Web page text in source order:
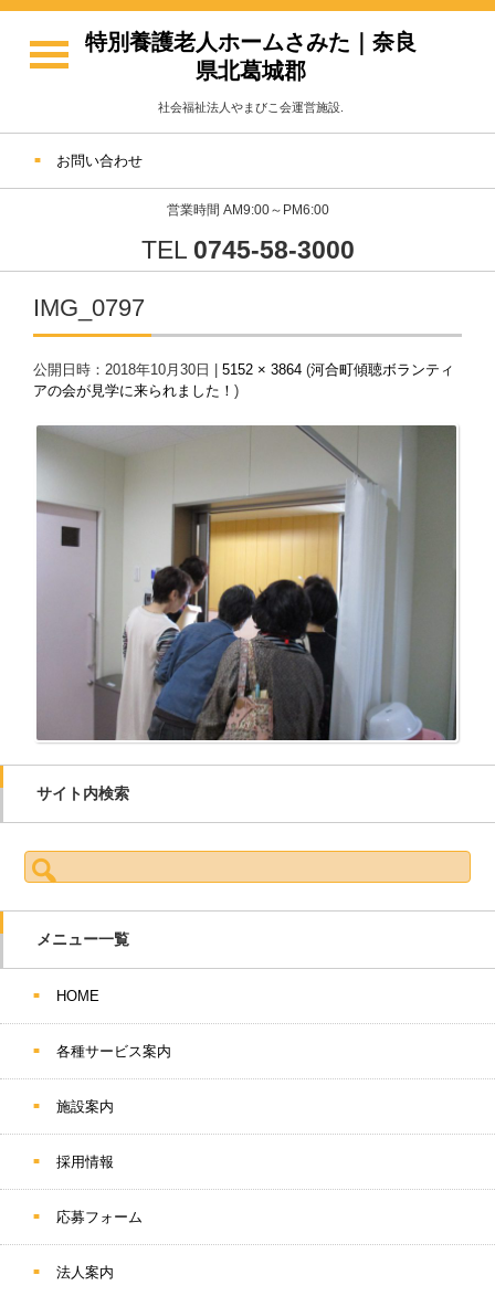
特別養護老人ホームさみた｜奈良
県北葛城郡
社会福祉法人やまびこ会運営施設.
お問い合わせ
営業時間 AM9:00～PM6:00
TEL 0745-58-3000
IMG_0797
公開日時： 2018年10月30日 5152 × 3864 (河合町傾聴ボランティ
アの会が見学に来られました！ )
サイト内検索
検索:
メニュー一覧
HOME
各種サービス案内
施設案内
採用情報
応募フォーム
法人案内